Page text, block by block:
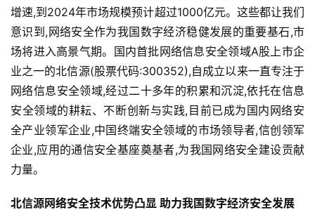
增速,到2024年市场规模预计超过1000亿元。这些都让我们
意识到,网络安全作为我国数字经济稳健发展的重要基石,市
场将进入高景气期。国内首批网络信息安全领域A股上市企
业之一的北信源(股票代码:300352),自成立以来一直专注于
网络信息安全领域,经过二十多年的积累和沉淀,依托在信息
安全领域的耕耘、不断创新与实践,目前已成为国内网络安
全产业领军企业,中国终端安全领域的市场领导者,信创领军
企业,应用的通信安全基座奠基者,为我国网络安全建设贡献
力量。
北信源网络安全技术优势凸显 助力我国数字经济安全发展